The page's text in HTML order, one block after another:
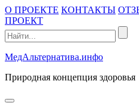
Промотать
к
содержимому
О ПРОЕКТЕ КОНТАКТЫ
ПРОЕКТ
МедАльтернатива.инфо
Природная концепция здоровья
открыть